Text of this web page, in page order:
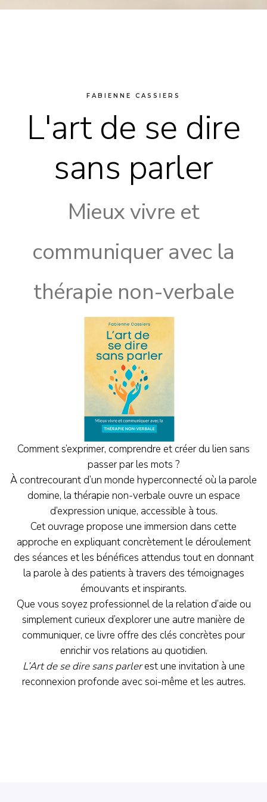
FABIENNE CASSIERS
L'art de se dire
sans parler
Mieux vivre et
communiquer avec la
thérapie non-verbale
Comment s’exprimer, comprendre et créer du lien sans
passer par les mots ?
À contrecourant d’un monde hyperconnecté où la parole
domine, la thérapie non-verbale ouvre un espace
d’expression unique, accessible à tous.
Cet ouvrage propose une immersion dans cette
approche en expliquant concrètement le déroulement
des séances et les bénéfices attendus tout en donnant
la parole à des patients à travers des témoignages
émouvants et inspirants.
Que vous soyez professionnel de la relation d’aide ou
simplement curieux d’explorer une autre manière de
communiquer, ce livre offre des clés concrètes pour
enrichir vos relations au quotidien.
L’Art de se dire sans parlerest une invitation à une
reconnexion profonde avec soi-même et les autres.